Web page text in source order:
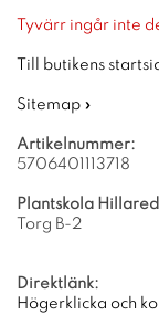
Tyvärr ingår inte
Till butikens
Sitemap »
Artikelnummer:
5706401113718
Plantskola
Torg B-2
Direktlänk:
Högerklicka och